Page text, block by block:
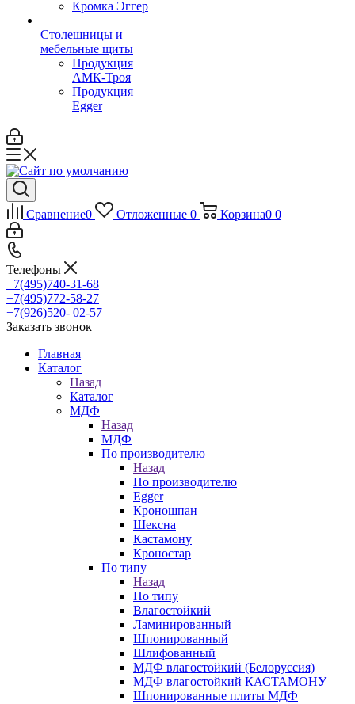
Кромка Эггер
Столешницы и
мебельные щиты
Продукция
АМК-Троя
Продукция
Egger
Сравнение0 Отложенные 0 Корзина0 0
Телефоны
+7(495)740-31-68
+7(495)772-58-27
+7(926)520- 02-57
Заказать звонок
Главная
Каталог
Назад
Каталог
МДФ
Назад
МДФ
По производителю
Назад
По производителю
Egger
Кроношпан
Шексна
Кастамону
Кроностар
По типу
Назад
По типу
Влагостойкий
Ламинированный
Шпонированный
Шлифованный
МДФ влагостойкий (Белоруссия)
МДФ влагостойкий КАСТАМОНУ
Шпонированные плиты МДФ